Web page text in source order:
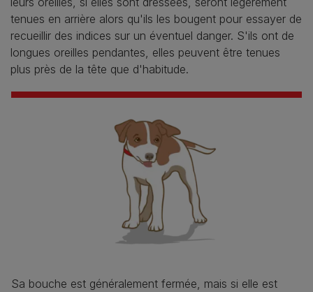
tenues en arrière alors qu'ils les bougent pour essayer de
recueillir des indices sur un éventuel danger. S'ils ont de
longues oreilles pendantes, elles peuvent être tenues
plus près de la tête que d'habitude.
Sa bouche est généralement fermée, mais si elle est